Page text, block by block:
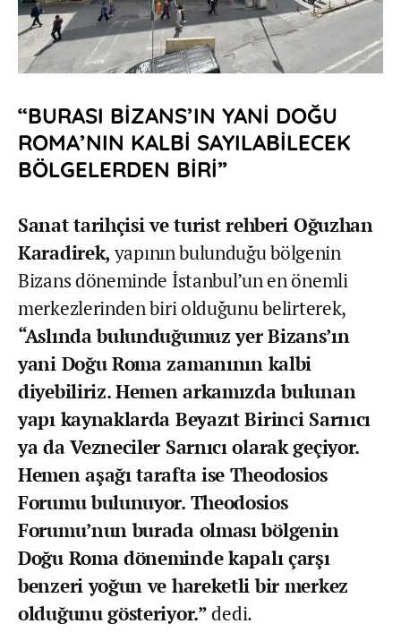
“BURASI BİZANS’IN YANİ DOĞU
ROMA’NIN KALBİ SAYILABİLECEK
BÖLGELERDEN BİRİ”
Sanat tarihçisi ve turist rehberi Oğuzhan
Karadirek,yapının bulunduğu bölgenin
Bizans döneminde İstanbul’un en önemli
merkezlerinden biri olduğunu belirterek,
“Aslında bulunduğumuz yer Bizans’ın
yani Doğu Roma zamanının kalbi
diyebiliriz. Hemen arkamızda bulunan
yapı kaynaklarda Beyazıt Birinci Sarnıcı
ya da Vezneciler Sarnıcı olarak geçiyor.
Hemen aşağı tarafta ise Theodosios
Forumu bulunuyor. Theodosios
Forumu’nun burada olması bölgenin
Doğu Roma döneminde kapalı çarşı
benzeri yoğun ve hareketli bir merkez
olduğunu gösteriyor.”dedi.